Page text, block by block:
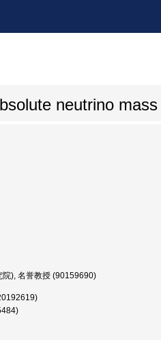
neutrino mass
院), 名誉教授 (90159690)